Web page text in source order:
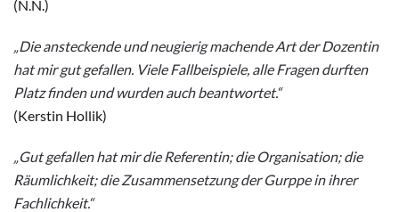
(N.N.)
„Die ansteckende und neugierig machende Art der Dozentin
hat mir gut gefallen. Viele Fallbeispiele, alle Fragen durften
Platz finden und wurden auch beantwortet.“
(Kerstin Hollik)
„Gut gefallen hat mir die Referentin; die Organisation; die
Räumlichkeit; die Zusammensetzung der Gurppe in ihrer
Fachlichkeit.“